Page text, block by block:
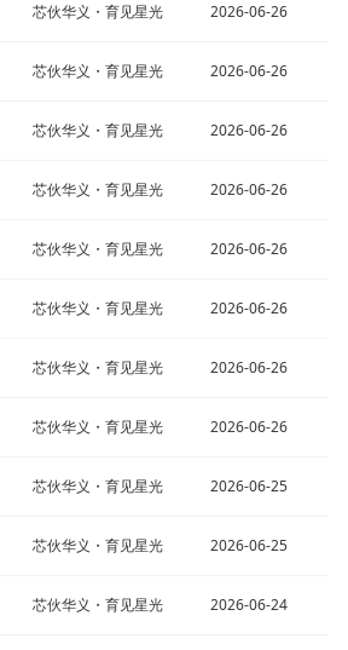
芯伙华义・育见星光 2026-06-26
芯伙华义・育见星光 2026-06-26
芯伙华义・育见星光 2026-06-26
芯伙华义・育见星光 2026-06-26
芯伙华义・育见星光 2026-06-26
芯伙华义・育见星光 2026-06-26
芯伙华义・育见星光 2026-06-26
芯伙华义・育见星光 2026-06-26
芯伙华义・育见星光 2026-06-25
芯伙华义・育见星光 2026-06-25
芯伙华义・育见星光 2026-06-24